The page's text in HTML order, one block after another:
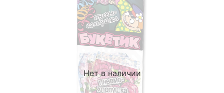
Нет в наличии